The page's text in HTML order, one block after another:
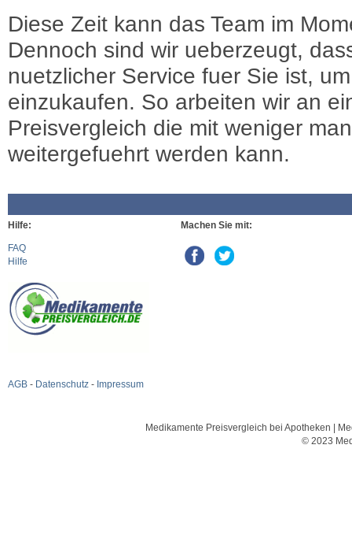
Diese Zeit kann das Team im
Dennoch sind wir ueberzeugt,
nuetzlicher Service fuer Sie ist,
einzukaufen. So arbeiten wir an
Preisvergleich die mit weniger
weitergefuehrt werden kann.
Hilfe:
FAQ
Hilfe
AGB - Datenschutz - Impressum
Machen Sie mit:
Medikamente Preisvergleich bei Apotheken |
© 2023